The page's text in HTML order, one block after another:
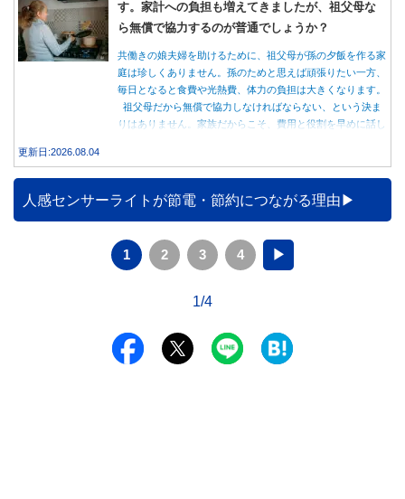
す。家計への負担も増えてきましたが、祖父母な
ら無償で協力するのが普通でしょうか？
共働きの娘夫婦を助けるために、祖父母が孫の夕飯を作る家
庭は珍しくありません。孫のためと思えば頑張りたい一方、
毎日となると食費や光熱費、体力の負担は大きくなります。
祖父母だから無償で協力しなければならない、という決ま
りはありません。家族だからこそ、費用と役割を早めに話し
更新日:2026.08.04
人感センサーライトが節電・節約につながる理由
1 2 3 4 ▶
1/4